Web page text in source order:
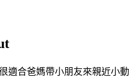
適合爸媽帶小朋友來親近小動